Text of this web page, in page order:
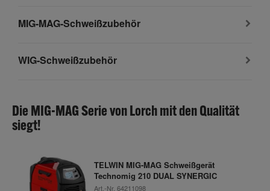
MIG-MAG-Schweißzubehör
WIG-Schweißzubehör
Die MIG-MAG Serie von Lorch mit den Qualität
siegt!
TELWIN MIG-MAG Schweißgerät
Technomig 210 DUAL SYNERGIC
Art.-Nr. 64211098